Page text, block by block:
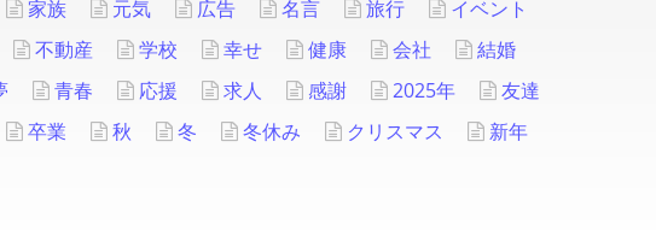
家族 元気 広告 名言 旅行
イベント
不動産 学校 幸せ 健康 会社
結婚
青春 応援 求人 感謝 2025年
友達
卒業 秋 冬 冬休み クリスマス
新年